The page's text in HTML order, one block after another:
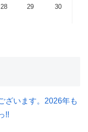
28 29
30
ざいます。2026年も
!!